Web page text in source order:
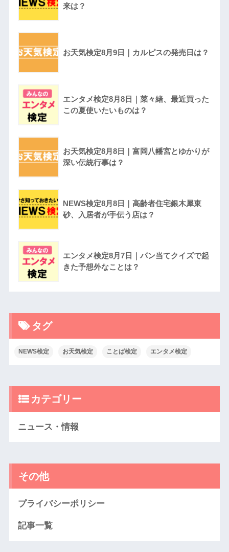
来は？
お天気検定8月9日｜カルピスの発売日は？
エンタメ検定8月8日｜菜々緒、最近買った
この夏使いたいものは？
お天気検定8月8日｜富岡八幡宮とゆかりが
深い伝統行事は？
NEWS検定8月8日｜高齢者住宅銀木犀東
砂、入居者が手伝う店は？
エンタメ検定8月7日｜パン当てクイズで起
きた予想外なことは？
タグ
NEWS検定 お天気検定 ことば検定 エンタメ検定
カテゴリー
ニュース・情報
その他
プライバシーポリシー
記事一覧